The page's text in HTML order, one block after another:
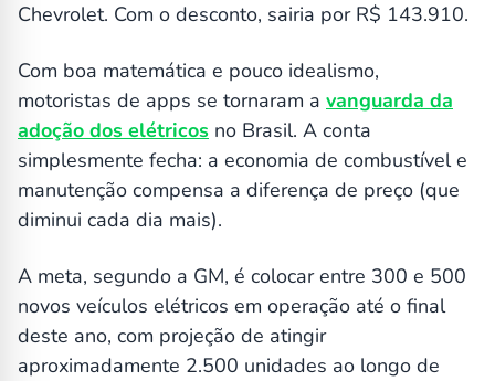
Chevrolet. Com o desconto, sairia por R$ 143.910.
Com boa matemática e pouco idealismo,
motoristas de apps se tornaram a vanguarda da
adoção dos elétricos no Brasil. A conta
simplesmente fecha: a economia de combustível e
manutenção compensa a diferença de preço (que
diminui cada dia mais).
A meta, segundo a GM, é colocar entre 300 e 500
novos veículos elétricos em operação até o final
deste ano, com projeção de atingir
aproximadamente 2.500 unidades ao longo de